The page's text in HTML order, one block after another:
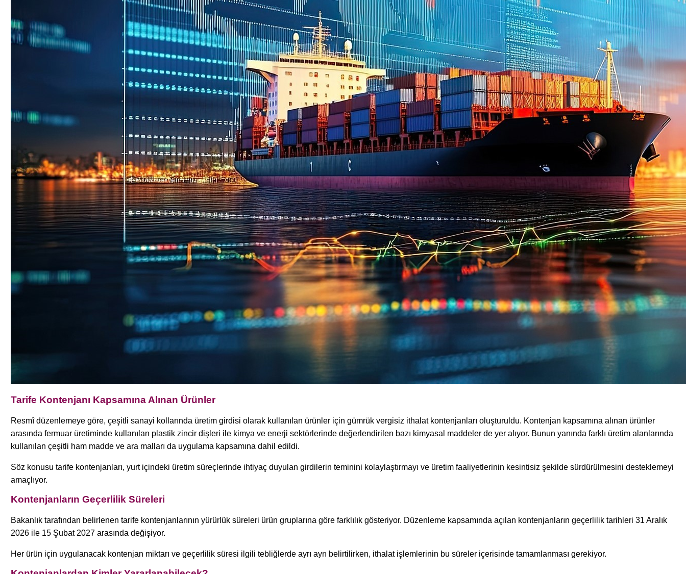
Tarife Kontenjanı Kapsamına Alınan Ürünler
Resmî düzenlemeye göre, çeşitli sanayi kollarında üretim girdisi olarak kullanılan ürünler için gümrük vergisiz ithalat kontenjanları oluşturuldu. Kontenjan kapsamına alınan ürünler
arasında fermuar üretiminde kullanılan plastik zincir dişleri ile kimya ve enerji sektörlerinde değerlendirilen bazı kimyasal maddeler de yer alıyor. Bunun yanında farklı üretim alanlarında
kullanılan çeşitli ham madde ve ara malları da uygulama kapsamına dahil edildi.
Söz konusu tarife kontenjanları, yurt içindeki üretim süreçlerinde ihtiyaç duyulan girdilerin teminini kolaylaştırmayı ve üretim faaliyetlerinin kesintisiz şekilde sürdürülmesini desteklemeyi
amaçlıyor.
Kontenjanların Geçerlilik Süreleri
Bakanlık tarafından belirlenen tarife kontenjanlarının yürürlük süreleri ürün gruplarına göre farklılık gösteriyor. Düzenleme kapsamında açılan kontenjanların geçerlilik tarihleri 31 Aralık
2026 ile 15 Şubat 2027 arasında değişiyor.
Her ürün için uygulanacak kontenjan miktarı ve geçerlilik süresi ilgili tebliğlerde ayrı ayrı belirtilirken, ithalat işlemlerinin bu süreler içerisinde tamamlanması gerekiyor.